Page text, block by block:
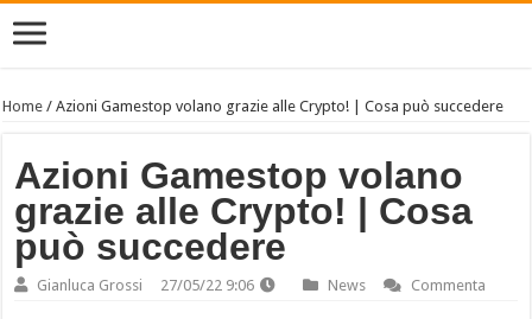
Home /Azioni Gamestop volano grazie alle Crypto! | Cosa può succedere
Azioni Gamestop volano
grazie alle Crypto! | Cosa
può succedere
Gianluca Grossi 27/05/22 9:06 News Commenta